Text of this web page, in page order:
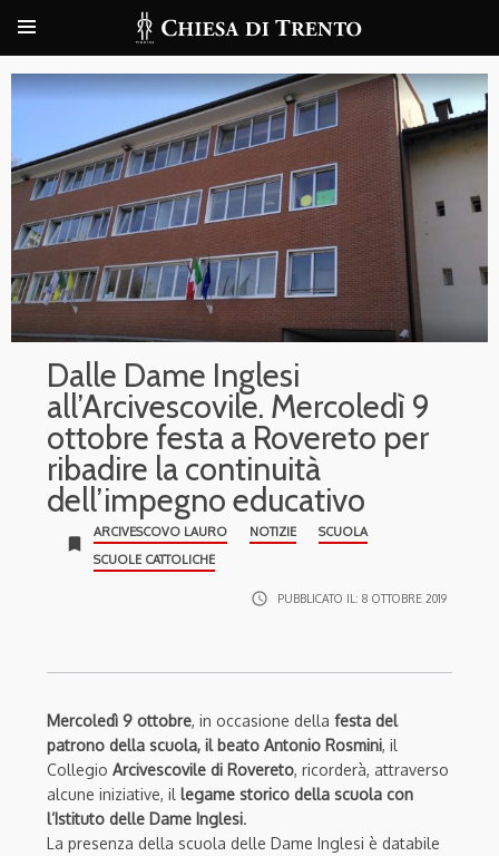
Dalle Dame Inglesi
all’Arcivescovile. Mercoledì 9
ottobre festa a Rovereto per
ribadire la continuità
dell’impegno educativo
bookmark
ARCIVESCOVO LAURO NOTIZIE
SCUOLA
SCUOLE CATTOLICHE
access_time PUBBLICATO IL: 8 OTTOBRE 2019
Mercoledì 9 ottobre, in occasione della festa del
patrono della scuola, il beato Antonio Rosmini, il
Collegio Arcivescovile di Rovereto, ricorderà, attraverso
alcune iniziative, il legame storico della scuola con
l’Istituto delle Dame Inglesi.
La presenza della scuola delle Dame Inglesi è databile